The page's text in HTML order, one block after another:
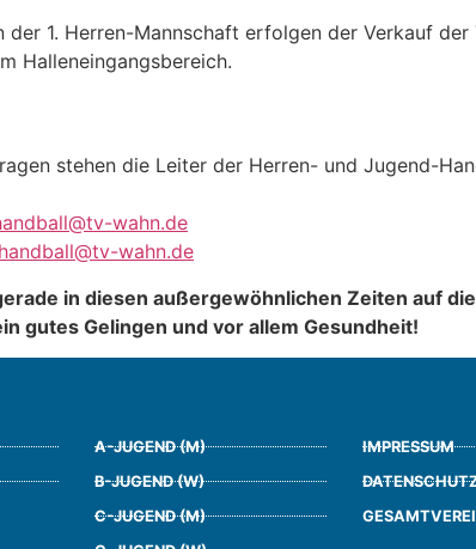
1. Herren-Mannschaft erfolgen der Verkauf
Halleneingangsbereich.
stehen die Leiter der Herren- und Jugend-
wahn.de
wahn.de
in diesen außergewöhnlichen Zeiten auf
gutes Gelingen und vor allem Gesundheit!
A-JUGEND (M)
B-JUGEND (W)
C-JUGEND (M)
IMPRESSUM